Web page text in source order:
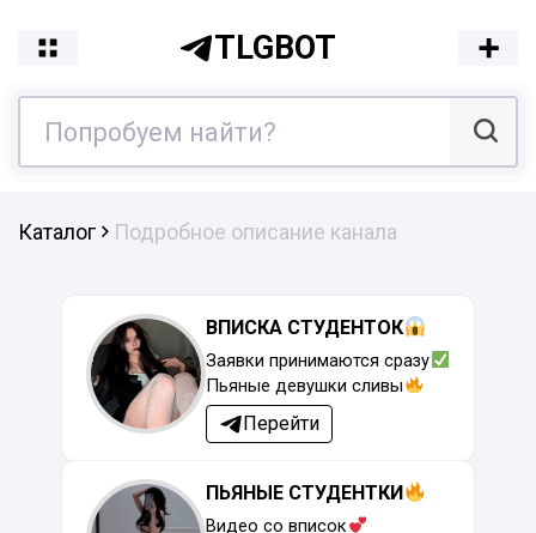
TLGBOT
Каталог Подробное описание канала
ВПИСКА СТУДЕНТОК
Заявки принимаются сразу
Пьяные девушки сливы
Перейти
ПЬЯНЫЕ СТУДЕНТКИ
Видео со вписок